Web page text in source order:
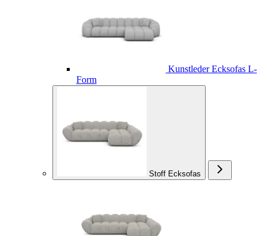
Kunstleder Ecksofas L-
Form
Stoff Ecksofas